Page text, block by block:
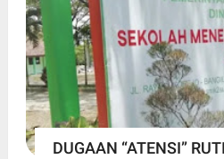
DUGAAN “ATENSI”